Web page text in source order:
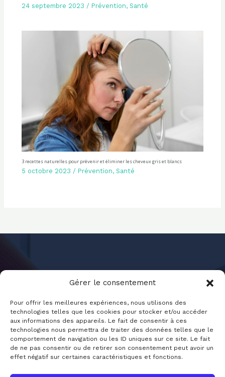
Gérer le consentement
Pour offrir les meilleures expériences, nous utilisons des
technologies telles que les cookies pour stocker et/ou accéder
aux informations des appareils. Le fait de consentir à ces
technologies nous permettra de traiter des données telles que le
comportement de navigation ou les ID uniques sur ce site. Le fait
de ne pas consentir ou de retirer son consentement peut avoir un
effet négatif sur certaines caractéristiques et fonctions.
24 septembre 2023 / Prévention, Santé
3 recettes naturelles pour prévenir et éliminer les cheveux gris et blancs
5 octobre 2023 / Prévention, Santé
Jounal-Sante.fr